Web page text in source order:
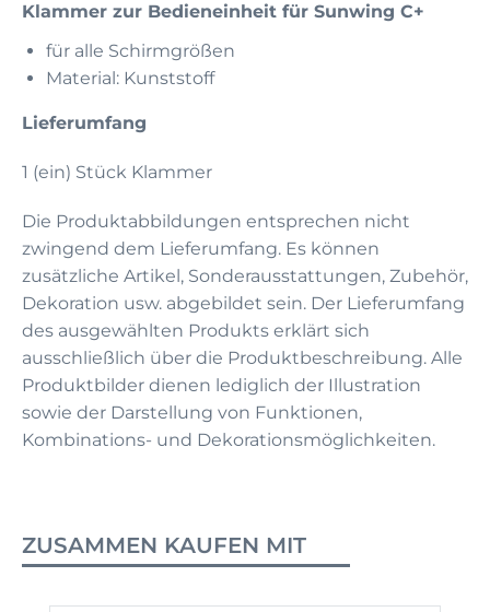
Klammer zur Bedieneinheit für Sunwing C+
für alle Schirmgrößen
Material: Kunststoff
Lieferumfang
1 (ein) Stück Klammer
Die Produktabbildungen entsprechen nicht
zwingend dem Lieferumfang. Es können
zusätzliche Artikel, Sonderausstattungen, Zubehör,
Dekoration usw. abgebildet sein. Der Lieferumfang
des ausgewählten Produkts erklärt sich
ausschließlich über die Produktbeschreibung. Alle
Produktbilder dienen lediglich der Illustration
sowie der Darstellung von Funktionen,
Kombinations- und Dekorationsmöglichkeiten.
ZUSAMMEN KAUFEN MIT